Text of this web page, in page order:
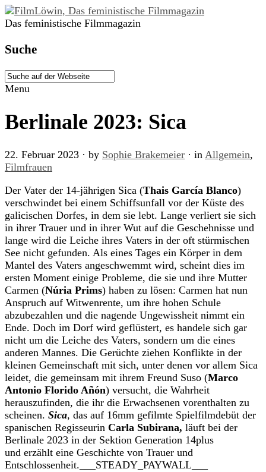
Das feministische Filmmagazin
Suche
Menu
Berlinale 2023: Sica
22. Februar 2023 · by Sophie Brakemeier · in Allgemein,
Filmfrauen
Der Vater der 14-jährigen Sica (Thais García Blanco)
verschwindet bei einem Schiffsunfall vor der Küste des
galicischen Dorfes, in dem sie lebt. Lange verliert sie sich
in ihrer Trauer und in ihrer Wut auf die Geschehnisse und
lange wird die Leiche ihres Vaters in der oft stürmischen
See nicht gefunden. Als eines Tages ein Körper in dem
Mantel des Vaters angeschwemmt wird, scheint dies im
ersten Moment einige Probleme, die sie und ihre Mutter
Carmen (Núria Prims) haben zu lösen: Carmen hat nun
Anspruch auf Witwenrente, um ihre hohen Schule
abzubezahlen und die nagende Ungewissheit nimmt ein
Ende. Doch im Dorf wird geflüstert, es handele sich gar
nicht um die Leiche des Vaters, sondern um die eines
anderen Mannes. Die Gerüchte ziehen Konflikte in der
kleinen Gemeinschaft mit sich, unter denen vor allem Sica
leidet, die gemeinsam mit ihrem Freund Suso (Marco
Antonio Florido Añón) versucht, die Wahrheit
herauszufinden, die ihr die Erwachsenen vorenthalten zu
scheinen. Sica, das auf 16mm gefilmte Spielfilmdebüt der
spanischen Regisseurin Carla Subirana, läuft bei der
Berlinale 2023 in der Sektion Generation 14plus
und erzählt eine Geschichte von Trauer und
Entschlossenheit.___STEADY_PAYWALL___